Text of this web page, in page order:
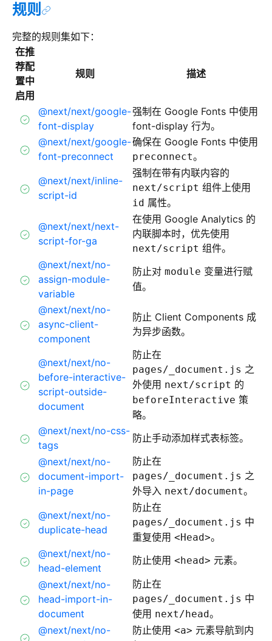
规则
完整的规则集如下：
在推
荐配
置中
启用
规则 描述
@next/next/google-
font-display
强制在 Google Fonts 中使用
font-display 行为。
@next/next/google-
font-preconnect
确保在 Google Fonts 中使用
preconnect。
@next/next/inline-
script-id
强制在带有内联内容的
next/script 组件上使用
id 属性。
@next/next/next-
script-for-ga
在使用 Google Analytics 的
内联脚本时，优先使用
next/script 组件。
@next/next/no-
assign-module-
variable
防止对 module 变量进行赋
值。
@next/next/no-
async-client-
component
防止 Client Components 成
为异步函数。
@next/next/no-
before-interactive-
script-outside-
document
防止在
pages/_document.js 之
外使用 next/script 的
beforeInteractive 策
略。
@next/next/no-css-
tags
防止手动添加样式表标签。
@next/next/no-
document-import-
in-page
防止在
pages/_document.js 之
外导入 next/document。
@next/next/no-
duplicate-head
防止在
pages/_document.js 中
重复使用 <Head>。
@next/next/no-
head-element
防止使用 <head> 元素。
@next/next/no-
head-import-in-
document
防止在
pages/_document.js 中
使用 next/head。
@next/next/no-
防止使用 <a> 元素导航到内